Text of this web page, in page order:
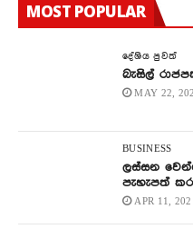
MOST POPULAR
දේශිය පුවත්
බැසිල්
MAY 22,
BUSINESS
ලස්සන
පැහැපත්
APR 11,